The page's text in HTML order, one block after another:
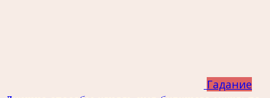
Гадание